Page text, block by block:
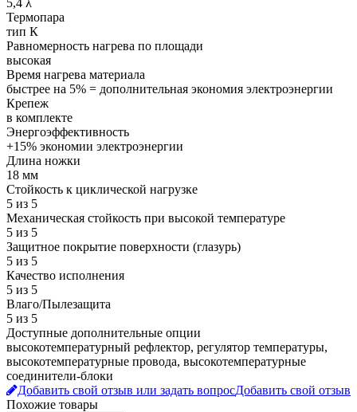
Термопара
тип К
Равномерность нагрева по площади
высокая
Время нагрева материала
быстрее на 5% = дополнительная экономия электроэнергии
Крепеж
в комплекте
Энергоэффективность
+15% экономии электроэнергии
Длина ножки
18 мм
Стойкость к циклической нагрузке
5 из 5
Механическая стойкость при высокой температуре
5 из 5
Защитное покрытие поверхности (глазурь)
5 из 5
Качество исполнения
5 из 5
Влаго/Пылезащита
5 из 5
Доступные дополнительные опции
высокотемпературный рефлектор, регулятор температуры,
высокотемпературные провода, высокотемпературные
соединители-блоки
Добавить свой отзыв или задать вопросДобавить свой отзыв
Похожие товары